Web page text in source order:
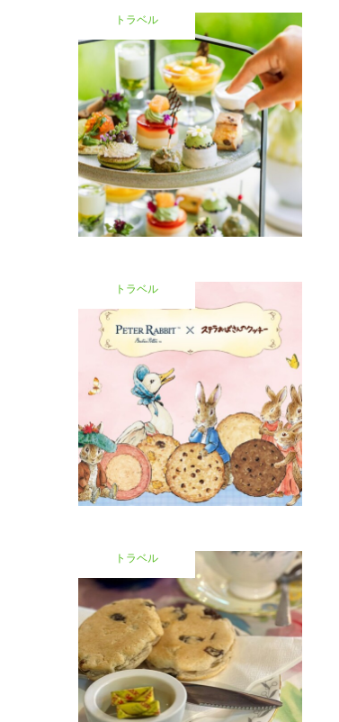
トラベル
トラベル
トラベル